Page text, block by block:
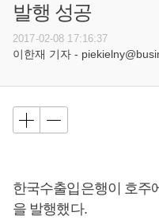
발행 성공
2017-02-08 17:16:37
이한재 기자 -
한국수출입은행이 호주
을 발행했다.